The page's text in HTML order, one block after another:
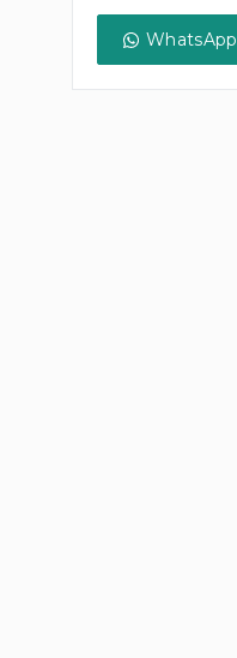
WhatsApp